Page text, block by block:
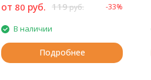
от 80 руб. 119руб. -33%
В наличии
Подробнее